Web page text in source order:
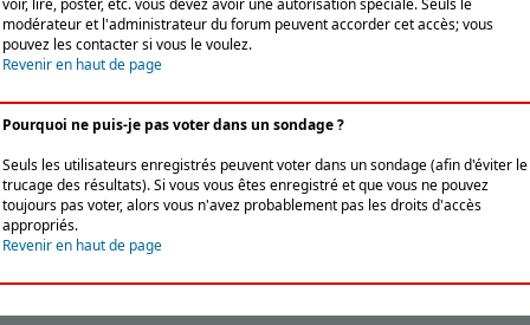
voir, lire, poster, etc. vous devez avoir une autorisation spéciale. Seuls le
modérateur et l'administrateur du forum peuvent accorder cet accès; vous
pouvez les contacter si vous le voulez.
Revenir en haut de page
Pourquoi ne puis-je pas voter dans un sondage ?
Seuls les utilisateurs enregistrés peuvent voter dans un sondage (afin d'éviter le
trucage des résultats). Si vous vous êtes enregistré et que vous ne pouvez
toujours pas voter, alors vous n'avez probablement pas les droits d'accès
appropriés.
Revenir en haut de page